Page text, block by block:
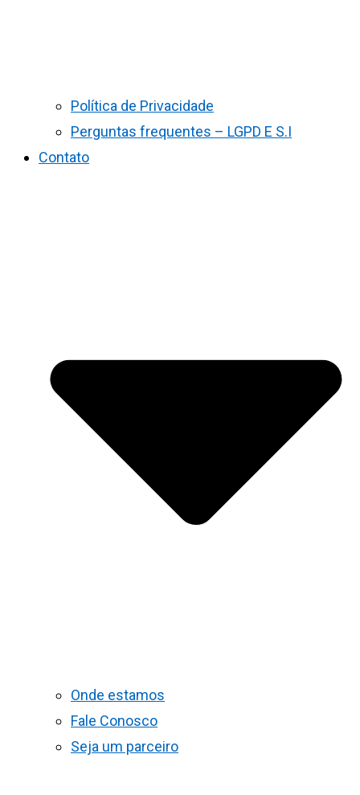
Política de Privacidade
Perguntas frequentes – LGPD E S.I
Contato
Onde estamos
Fale Conosco
Seja um parceiro